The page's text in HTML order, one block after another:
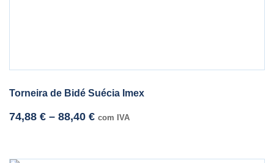
Torneira de Bidé Suécia Imex
74,88 € – 88,40 € com IVA